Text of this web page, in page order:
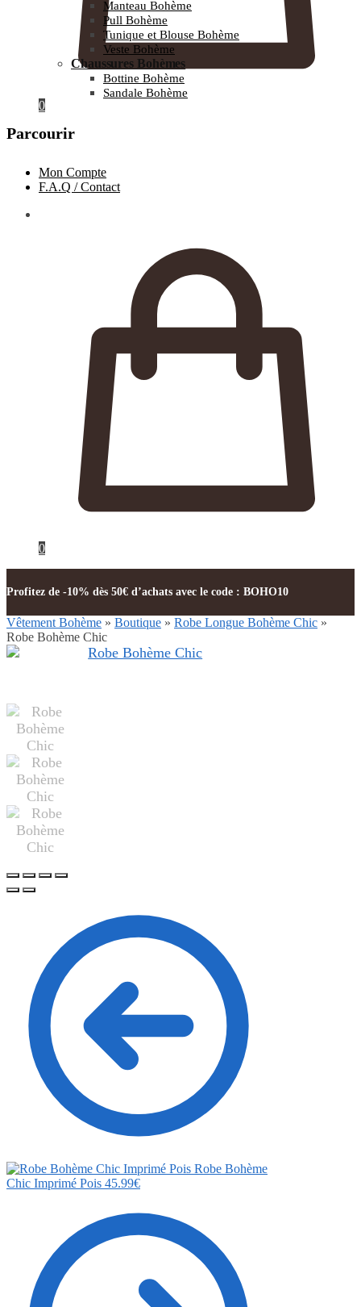
0
Manteau Bohème
Pull Bohème
Tunique et Blouse Bohème
Veste Bohème
Chaussures Bohèmes
Bottine Bohème
Sandale Bohème
Parcourir
Mon Compte
F.A.Q / Contact
0
Profitez de -10% dès 50€ d’achats avec le code : BOHO10
Vêtement Bohème » Boutique » Robe Longue Bohème Chic »
Robe Bohème Chic
Robe Bohème
Chic Imprimé Pois 45.99€